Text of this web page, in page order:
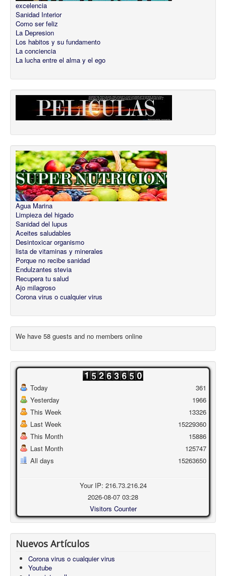
excelencia
Sanidad Interior
Como ser feliz
La Depresion
Los habitos y su fundamento
La conciencia
La lucha entre el alma y el ego
Agua Marina
Limpieza del higado
Sanidad del lupus
Aceites saludables
Desintoxicar organismo
lista de vitaminas y minerales
Porque no recibe sanidad
Endulzantes stevia
Recupera tu salud
Ajo milagroso
Corona virus o cualquier virus
We have 58 guests and no members online
Today
Yesterday
This Week
Last Week
This Month
Last Month
All days
361
1966
13326
15229360
15886
125747
15263650
Your IP: 216.73.216.24
2026-08-07 03:28
Visitors Counter
Nuevos Artículos
Corona virus o cualquier virus
Youtube